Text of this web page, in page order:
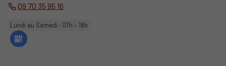
09 70 35 95 16
Lundi au Samedi : 07h – 18h